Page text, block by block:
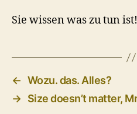
Sie wissen was zu tun ist!
← Wozu. das. Alles?
→ Size doesn’t matter,